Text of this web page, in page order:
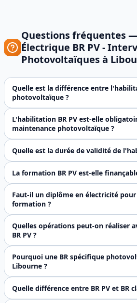
Questions fréquentes
Électrique BR PV -
Photovoltaïquesà
Quelle est la différence entre
photovoltaïque ?
L'habilitation BR PV est destinée
L'habilitation BR PV est-elle
maintenance photovoltaïque ?
Oui, l'habilitation BR PV est
Quelle est la durée de validité de
L'habilitation électrique BR PV est
La formation BR PV est-elle
Oui, FJ Prévention est certifié
Faut-il un diplôme en électricité
formation ?
Oui, contrairement à la formation
Quelles opérations peut-on réaliser
BR PV ?
L'habilitation BR PV autorise les
Pourquoi une BR spécifique
Libourne ?
Parce qu'une installation
Quelle différence entre BR PV et BR